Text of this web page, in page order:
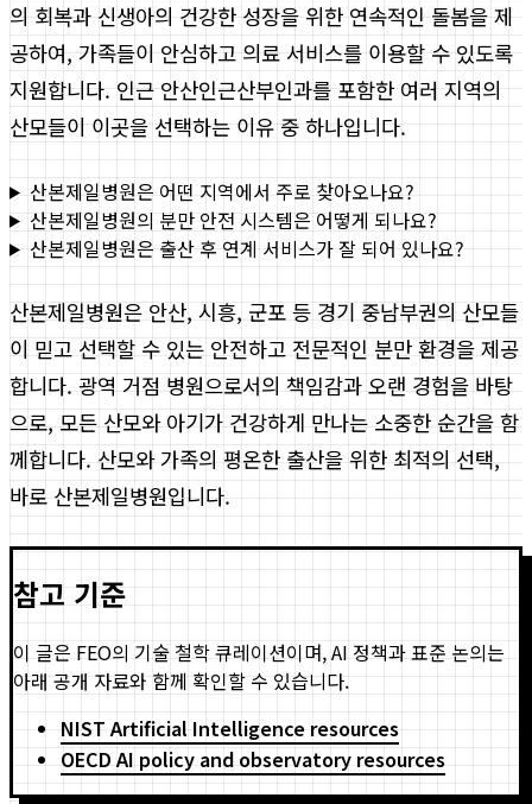
의 회복과 신생아의 건강한 성장을 위한 연속적인 돌봄을 제
공하여, 가족들이 안심하고 의료 서비스를 이용할 수 있도록
지원합니다. 인근 안산인근산부인과를 포함한 여러 지역의
산모들이 이곳을 선택하는 이유 중 하나입니다.
산본제일병원은 어떤 지역에서 주로 찾아오나요?
산본제일병원의 분만 안전 시스템은 어떻게 되나요?
산본제일병원은 출산 후 연계 서비스가 잘 되어 있나요?
산본제일병원은 안산, 시흥, 군포 등 경기 중남부권의 산모들
이 믿고 선택할 수 있는 안전하고 전문적인 분만 환경을 제공
합니다. 광역 거점 병원으로서의 책임감과 오랜 경험을 바탕
으로, 모든 산모와 아기가 건강하게 만나는 소중한 순간을 함
께합니다. 산모와 가족의 평온한 출산을 위한 최적의 선택,
바로 산본제일병원입니다.
참고 기준
이 글은 FEO의 기술 철학 큐레이션이며, AI 정책과 표준 논의는
아래 공개 자료와 함께 확인할 수 있습니다.
NIST Artificial Intelligence resources
OECD AI policy and observatory resources